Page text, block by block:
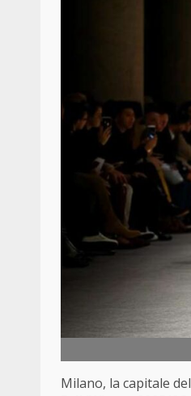
Milano, la capitale